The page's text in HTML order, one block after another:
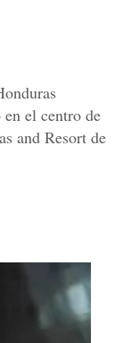
el centro de
and Resort de